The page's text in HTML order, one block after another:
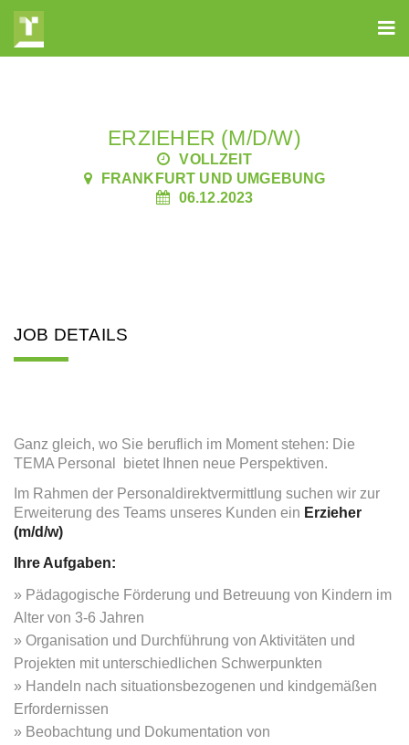
ERZIEHER (M/D/W)
VOLLZEIT
FRANKFURT UND UMGEBUNG
06.12.2023
JOB DETAILS
Ganz gleich, wo Sie beruflich im Moment stehen: Die
TEMA Personal bietet Ihnen neue Perspektiven.
Im Rahmen der Personaldirektvermittlung suchen wir zur
Erweiterung des Teams unseres Kunden ein Erzieher
(m/d/w)
Ihre Aufgaben:
Pädagogische Förderung und Betreuung von Kindern im
Alter von 3-6 Jahren
Organisation und Durchführung von Aktivitäten und
Projekten mit unterschiedlichen Schwerpunkten
Handeln nach situationsbezogenen und kindgemäßen
Erfordernissen
Beobachtung und Dokumentation von